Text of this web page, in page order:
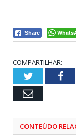
Share
COMPARTILHAR:
Twitter
Email
CONTEÚDO